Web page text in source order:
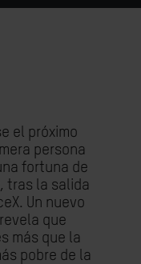
el próximo
persona
fortuna de
tras la salida
Un nuevo
que
más que la
pobre de la